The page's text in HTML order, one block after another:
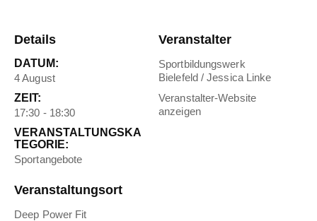
Details
DATUM:
4 August
ZEIT:
17:30 - 18:30
VERANSTALTUNGSKA
TEGORIE:
Sportangebote
Veranstaltungsort
Deep Power Fit
Veranstalter
Sportbildungswerk
Bielefeld / Jessica Linke
Veranstalter-Website
anzeigen